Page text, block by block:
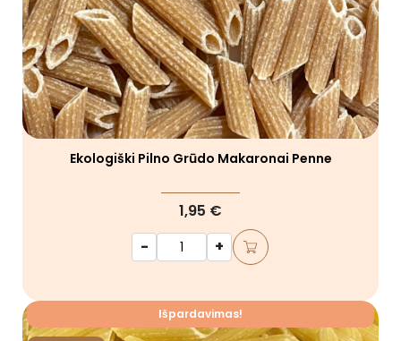
Ekologiški Pilno Grūdo Makaronai Penne
1,95 €
-
+
Išpardavimas!